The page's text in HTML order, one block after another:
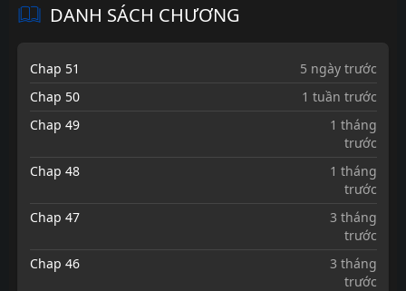
DANH SÁCH CHƯƠNG
Chap 51
5 ngày trước
Chap 50
1 tuần trước
Chap 49
1 tháng
trước
Chap 48
1 tháng
trước
Chap 47
3 tháng
trước
Chap 46
3 tháng
trước